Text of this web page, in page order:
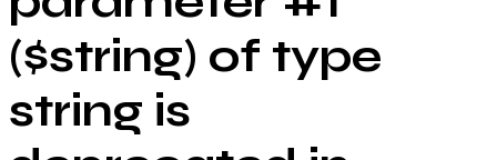
($string) of type
string is